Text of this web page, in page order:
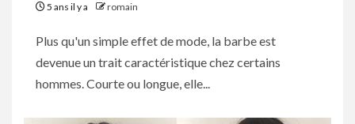
5 ans il y a romain
Plus qu'un simple effet de mode, la barbe est
devenue un trait caractéristique chez certains
hommes. Courte ou longue, elle...